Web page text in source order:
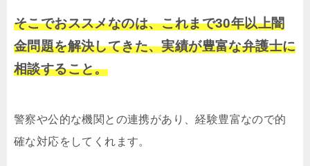
そこでおススメなのは、これまで30年以上闇
金問題を解決してきた、実績が豊富な弁護士に
相談すること。
警察や公的な機関との連携があり、経験豊富なので的
確な対応をしてくれます。